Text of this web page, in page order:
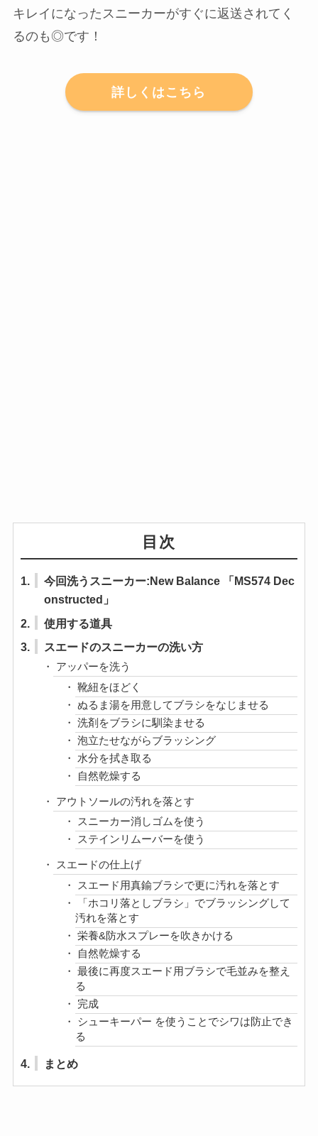
キレイになったスニーカーがすぐに返送されてく
るのも◎です！
詳しくはこちら
目次
1.
今回洗うスニーカー:New Balance 「MS574 Dec
onstructed」
2.
使用する道具
3.
スエードのスニーカーの洗い方
アッパーを洗う
靴紐をほどく
ぬるま湯を用意してブラシをなじませる
洗剤をブラシに馴染ませる
泡立たせながらブラッシング
水分を拭き取る
自然乾燥する
アウトソールの汚れを落とす
スニーカー消しゴムを使う
ステインリムーバーを使う
スエードの仕上げ
スエード用真鍮ブラシで更に汚れを落とす
「ホコリ落としブラシ」でブラッシングして
汚れを落とす
栄養&防水スプレーを吹きかける
自然乾燥する
最後に再度スエード用ブラシで毛並みを整え
る
完成
シューキーパー を使うことでシワは防止でき
る
4. まとめ